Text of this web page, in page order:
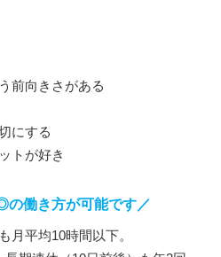
前向きさがある
にする
トが好き
の働き方が可能です／
月平均10時間以下。